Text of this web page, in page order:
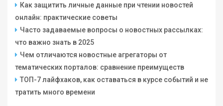
Как защитить личные данные при чтении новостей
онлайн: практические советы
Часто задаваемые вопросы о новостных рассылках:
что важно знать в 2025
Чем отличаются новостные агрегаторы от
тематических порталов: сравнение преимуществ
ТОП-7 лайфхаков, как оставаться в курсе событий и не
тратить много времени